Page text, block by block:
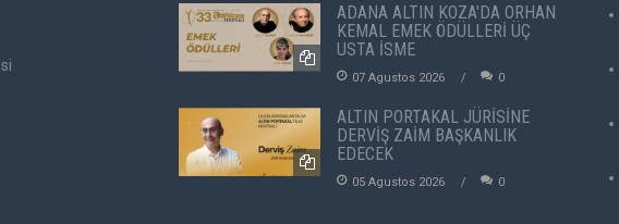
ADANA ALTIN KOZA'DA ORHAN
KEMAL EMEK ÖDÜLLERİ ÜÇ
USTA İSME
07 Agustos 2026 0
ALTIN PORTAKAL JÜRİSİNE
DERVİŞ ZAİM BAŞKANLIK
EDECEK
05 Agustos 2026 0